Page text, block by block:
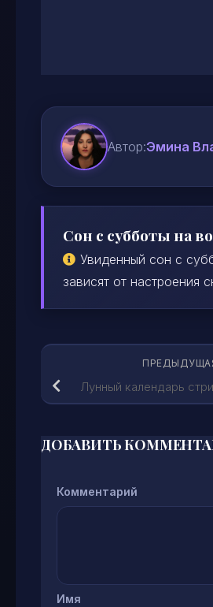
Автор:Эмина
Сон с субботы на
Увиденный сон с
зависят от настроения
Лунный календарь
ДОБАВИТЬ
Комментарий
Имя